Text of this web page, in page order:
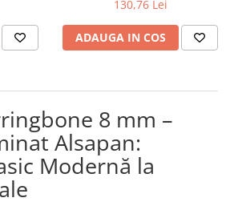
130,76 Lei
ADAUGA IN COS
8 mm –
Alsapan:
Modernă la